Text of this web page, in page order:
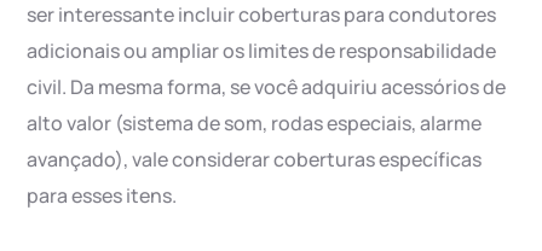
ser interessante incluir coberturas para condutores
adicionais ou ampliar os limites de responsabilidade
civil. Da mesma forma, se você adquiriu acessórios de
alto valor (sistema de som, rodas especiais, alarme
avançado), vale considerar coberturas específicas
para esses itens.